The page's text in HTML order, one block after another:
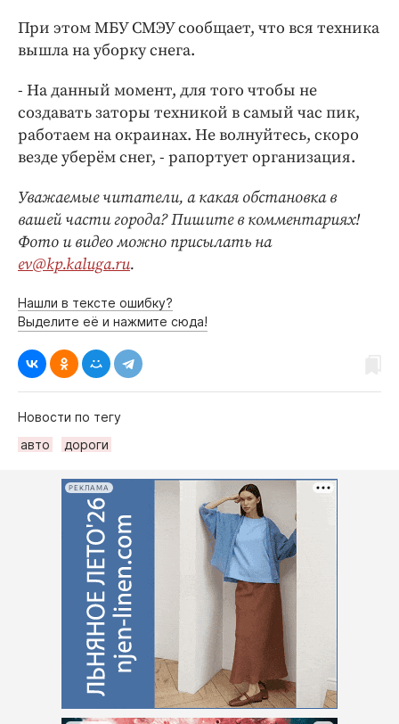
При этом МБУ СМЭУ сообщает, что вся техника
вышла на уборку снега.
- На данный момент, для того чтобы не
создавать заторы техникой в самый час пик,
работаем на окраинах. Не волнуйтесь, скоро
везде уберём снег, - рапортует организация.
Уважаемые читатели, а какая обстановка в
вашей части города? Пишите в комментариях!
Фото и видео можно присылать на
ev@kp.kaluga.ru.
Нашли в тексте ошибку?
Выделите её и нажмите сюда!
Новости по тегу
авто
дороги
РЕКЛАМА